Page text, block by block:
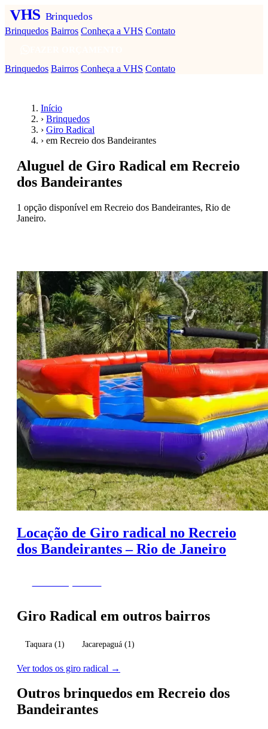
VHS Brinquedos
Brinquedos Bairros Conheça a VHS Contato
Brinquedos Bairros Conheça a VHS Contato
Início
› Brinquedos
› Giro Radical
› em Recreio dos Bandeirantes
Aluguel de Giro Radical em Recreio
dos Bandeirantes
1 opção disponível em Recreio dos Bandeirantes, Rio de
Janeiro.
Locação de Giro radical no Recreio
dos Bandeirantes – Rio de Janeiro
Giro Radical em outros bairros
Taquara(1) Jacarepaguá(1)
Ver todos os giro radical →
Outros brinquedos em Recreio dos
Bandeirantes